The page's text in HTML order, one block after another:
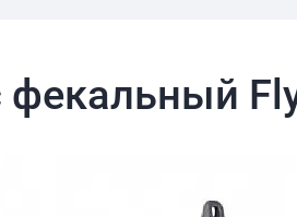
фекальный